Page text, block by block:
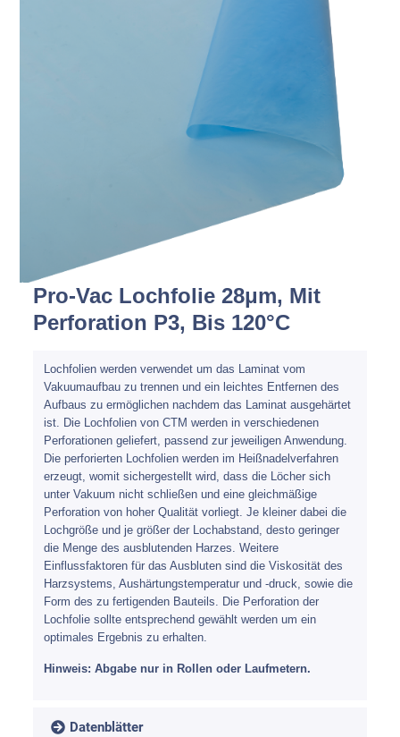
Verbrauchsmaterial
Mirka
Pro-Vac Lochfolie 28μm, Mit
Perforation P3, Bis 120°C
Lochfolien werden verwendet um das Laminat vom
Vakuumaufbau zu trennen und ein leichtes Entfernen des
Aufbaus zu ermöglichen nachdem das Laminat ausgehärtet
ist. Die Lochfolien von CTM werden in verschiedenen
Perforationen geliefert, passend zur jeweiligen Anwendung.
Die perforierten Lochfolien werden im Heißnadelverfahren
erzeugt, womit sichergestellt wird, dass die Löcher sich
unter Vakuum nicht schließen und eine gleichmäßige
Perforation von hoher Qualität vorliegt. Je kleiner dabei die
Lochgröße und je größer der Lochabstand, desto geringer
die Menge des ausblutenden Harzes. Weitere
Einflussfaktoren für das Ausbluten sind die Viskosität des
Harzsystems, Aushärtungstemperatur und -druck, sowie die
Form des zu fertigenden Bauteils. Die Perforation der
Lochfolie sollte entsprechend gewählt werden um ein
optimales Ergebnis zu erhalten.
Hinweis: Abgabe nur in Rollen oder Laufmetern.
Datenblätter